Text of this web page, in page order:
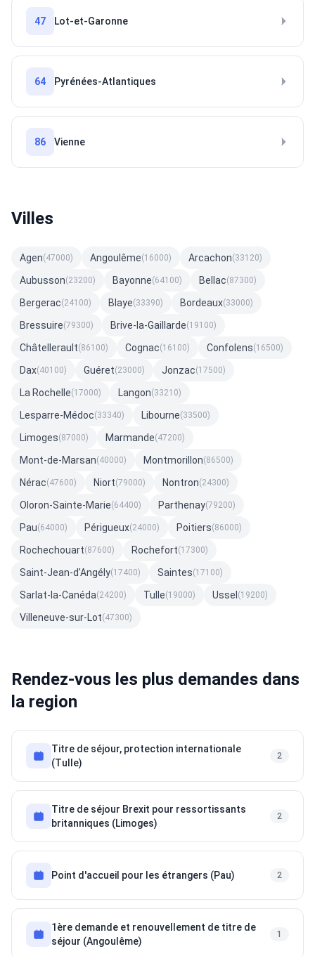
47 Lot-et-Garonne
64 Pyrénées-Atlantiques
86 Vienne
Villes
Agen(47000) Angoulême(16000) Arcachon(33120)
Aubusson(23200) Bayonne(64100) Bellac(87300)
Bergerac(24100) Blaye(33390) Bordeaux(33000)
Bressuire(79300) Brive-la-Gaillarde(19100)
Châtellerault(86100) Cognac(16100) Confolens(16500)
Dax(40100) Guéret(23000) Jonzac(17500)
La Rochelle(17000) Langon(33210)
Lesparre-Médoc(33340) Libourne(33500)
Limoges(87000) Marmande(47200)
Mont-de-Marsan(40000) Montmorillon(86500)
Nérac(47600) Niort(79000) Nontron(24300)
Oloron-Sainte-Marie(64400) Parthenay(79200)
Pau(64000) Périgueux(24000) Poitiers(86000)
Rochechouart(87600) Rochefort(17300)
Saint-Jean-d'Angély(17400) Saintes(17100)
Sarlat-la-Canéda(24200) Tulle(19000) Ussel (19200)
Villeneuve-sur-Lot(47300)
Rendez-vous les plus demandes dans
la region
Titre de séjour, protection internationale
(Tulle)
2
Titre de séjour Brexit pour ressortissants
britanniques (Limoges)
2
Point d'accueil pour les étrangers (Pau) 2
1ère demande et renouvellement de titre de
séjour (Angoulême)
1